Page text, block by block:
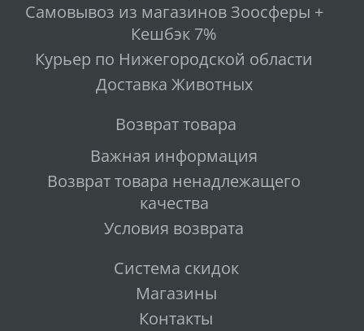
Самовывоз из магазинов Зоосферы +
Кешбэк 7%
Курьер по Нижегородской области
Доставка Животных
Возврат товара
Важная информация
Возврат товара ненадлежащего
качества
Условия возврата
Система скидок
Магазины
Контакты